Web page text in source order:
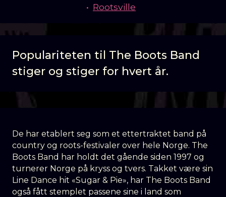
• Rootsville
Populariteten til The Boots Band
stiger og stiger for hvert år.
De har etablert seg som et ettertraktet band på
country og roots-festivaler over hele Norge. The
Boots Band har holdt det gående siden 1997 og
turnerer Norge på kryss og tvers. Takket være sin
Line Dance hit «Sugar & Pie», har The Boots Band
også fått stemplet passene sine i land som